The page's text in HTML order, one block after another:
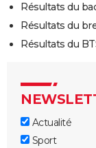
Résultats du
Résultats du
Résultats du
Actualité
Sport